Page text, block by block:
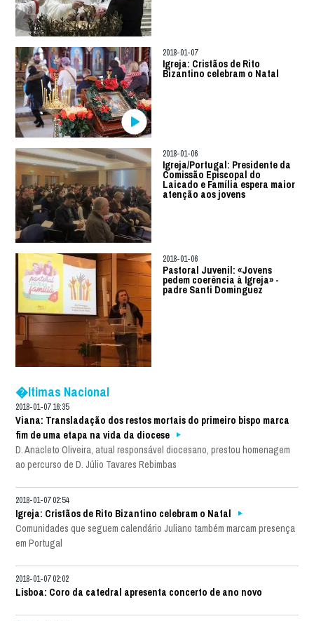
2018-01-07
Igreja: Cristãos de Rito
Bizantino celebram o Natal
2018-01-06
Igreja/Portugal: Presidente da
Comissão Episcopal do
Laicado e Família espera maior
atenção aos jovens
2018-01-06
Pastoral Juvenil: «Jovens
pedem coerência à Igreja» -
padre Santi Dominguez
�ltimas Nacional
2018-01-07 16:35
Viana: Transladação dos restos mortais do primeiro bispo marca
fim de uma etapa na vida da diocese
D. Anacleto Oliveira, atual responsável diocesano, prestou homenagem
ao percurso de D. Júlio Tavares Rebimbas
2018-01-07 02:54
Igreja: Cristãos de Rito Bizantino celebram o Natal
Comunidades que seguem calendário Juliano também marcam presença
em Portugal
2018-01-07 02:02
Lisboa: Coro da catedral apresenta concerto de ano novo